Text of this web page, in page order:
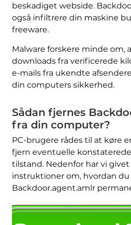
beskadiget webside.
også infiltrere din maskine
freeware.
Malware forskere minde om,
downloads fra verificerede
e-mails fra ukendte
din computers sikkerhed.
Sådan fjernes
fra din computer?
PC-brugere rådes til at køre
fjern eventuelle
tilstand. Nedenfor har vi
instruktioner om, hvordan
Backdoor.agent.amlr